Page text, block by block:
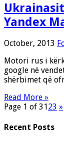
Yandex
October, 2013
Motori rus i
google në
shërbimet që
Read More »
Page 1 of 31 23 »
Recent Posts